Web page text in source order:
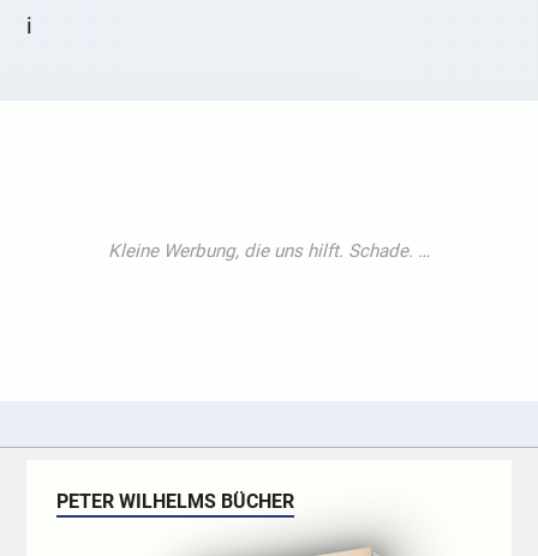
i
PETER WILHELMS BÜCHER